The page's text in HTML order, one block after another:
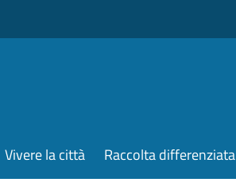
Vivere la città Raccolta differenziata